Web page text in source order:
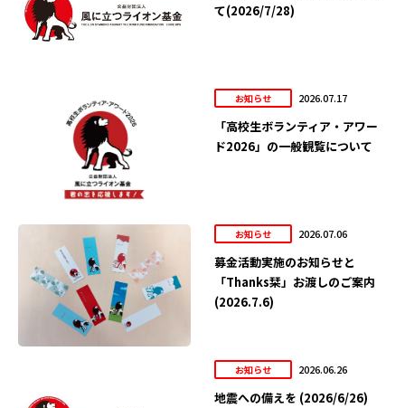
て(2026/7/28)
お知らせ 2026.07.17
「高校生ボランティア・アワー
ド2026」の一般観覧について
お知らせ 2026.07.06
募金活動実施のお知らせと
「Thanks栞」お渡しのご案内
(2026.7.6)
お知らせ 2026.06.26
地震への備えを (2026/6/26)